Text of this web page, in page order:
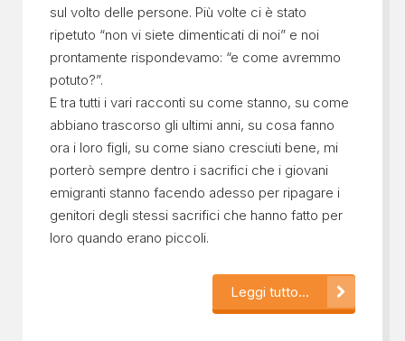
sul volto delle persone. Più volte ci è stato
ripetuto “non vi siete dimenticati di noi” e noi
prontamente rispondevamo: “e come avremmo
potuto?”.
E tra tutti i vari racconti su come stanno, su come
abbiano trascorso gli ultimi anni, su cosa fanno
ora i loro figli, su come siano cresciuti bene, mi
porterò sempre dentro i sacrifici che i giovani
emigranti stanno facendo adesso per ripagare i
genitori degli stessi sacrifici che hanno fatto per
loro quando erano piccoli.
Leggi tutto...